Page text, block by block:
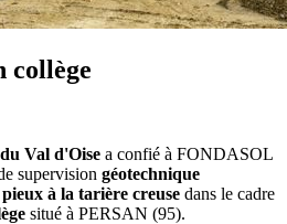
collège
Val d'Oise a confié à FONDASOL
supervision géotechnique
pieux à la tarière creuse dans le cadre
situé à PERSAN (95).